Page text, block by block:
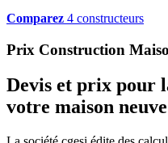
Comparez 4 constructeurs
Prix Construction
Devis et prix pour
votre maison neuve